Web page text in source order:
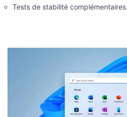
Tests de stabilité complémentaires.